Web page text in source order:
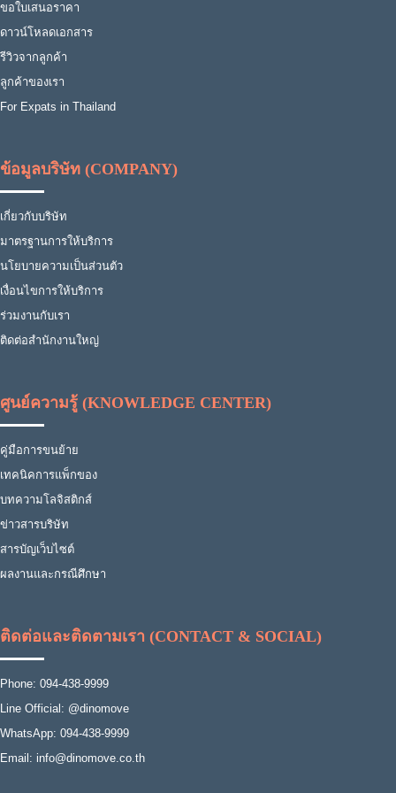
ขอใบเสนอราคา
ดาวน์โหลดเอกสาร
รีวิวจากลูกค้า
ลูกค้าของเรา
For Expats in Thailand
ข้อมูลบริษัท (COMPANY)
เกี่ยวกับบริษัท
มาตรฐานการให้บริการ
นโยบายความเป็นส่วนตัว
เงื่อนไขการให้บริการ
ร่วมงานกับเรา
ติดต่อสำนักงานใหญ่
ศูนย์ความรู้ (KNOWLEDGE CENTER)
คู่มือการขนย้าย
เทคนิคการแพ็กของ
บทความโลจิสติกส์
ข่าวสารบริษัท
สารบัญเว็บไซต์
ผลงานและกรณีศึกษา
ติดต่อและติดตามเรา (CONTACT & SOCIAL)
Phone: 094-438-9999
Line Official: @dinomove
WhatsApp: 094-438-9999
Email: info@dinomove.co.th